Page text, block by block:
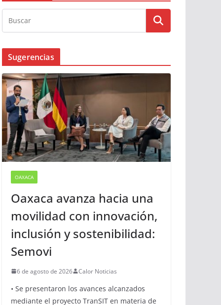
Busqueda
Sugerencias
OAXACA
Oaxaca avanza hacia una
movilidad con innovación,
inclusión y sostenibilidad: